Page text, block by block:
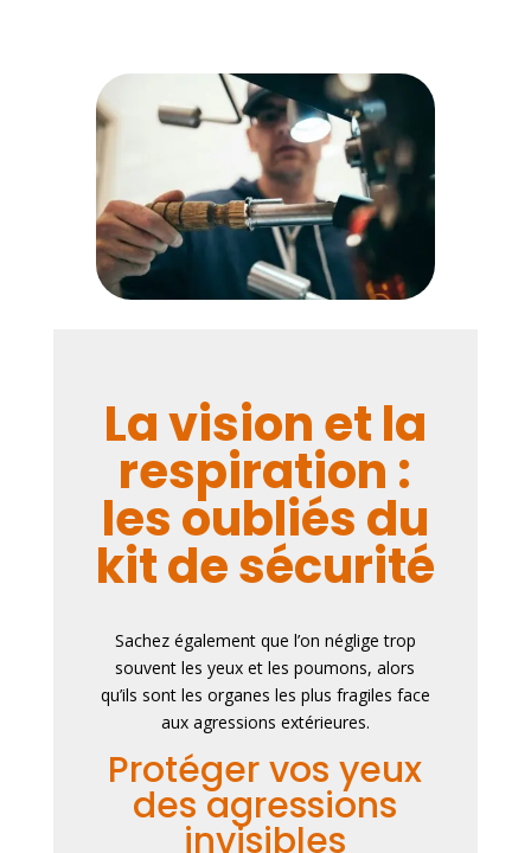
La vision et la
respiration :
les oubliés du
kit de sécurité
Sachez égalementque l’on néglige trop
souvent les yeux et les poumons, alors
qu’ils sont les organes les plus fragiles face
aux agressions extérieures.
Protéger vos yeux
des agressions
invisibles